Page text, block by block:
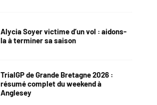
Alycia Soyer victime d’un vol : aidons-
la à terminer sa saison
TrialGP de Grande Bretagne 2026 :
résumé complet du weekend à
Anglesey